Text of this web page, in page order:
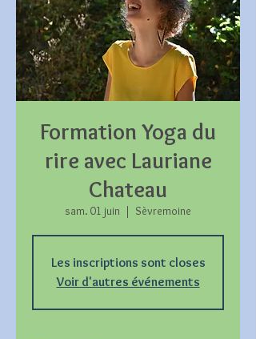
Formation Yoga du
rire avec Lauriane
Chateau
sam. 01 juin
  |
Sèvremoine
Les inscriptions sont closes
Voir d'autres événements